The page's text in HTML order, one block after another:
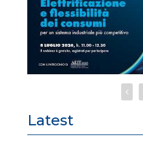
Latest